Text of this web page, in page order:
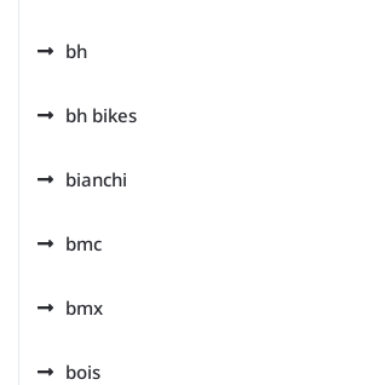
bh
bh bikes
bianchi
bmc
bmx
bois